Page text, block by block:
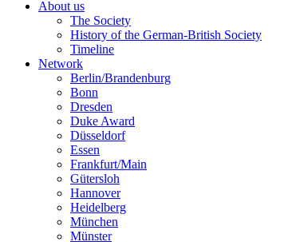
About us
The Society
History of the German-British Society
Timeline
Network
Berlin/Brandenburg
Bonn
Dresden
Duke Award
Düsseldorf
Essen
Frankfurt/Main
Gütersloh
Hannover
Heidelberg
München
Münster